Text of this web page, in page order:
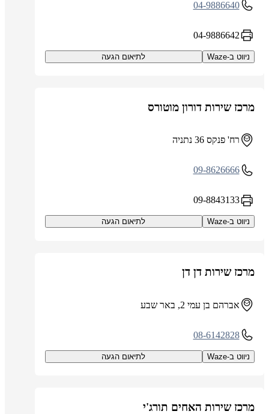
04-9886640
04-9886642
ניווט ב-Waze לתיאום הגעה
מרכז שירות דורון מוטורס
רח' פנקס 36 נתניה
09-8626666
09-8843133
ניווט ב-Waze לתיאום הגעה
מרכז שירות דן דן
אברהם בן עמי 2, באר שבע
08-6142828
ניווט ב-Waze לתיאום הגעה
מרכז שירות האחים תורג'י